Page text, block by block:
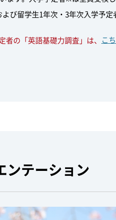
び留学生1年次・3年次入学予定
者の「英語基礎力調査」は、 こ
ンテーション